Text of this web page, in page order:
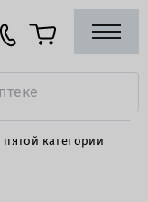
категории